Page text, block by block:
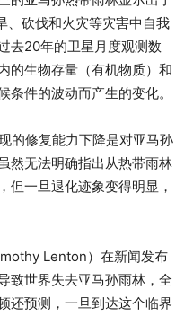
、砍伐和火灾等灾害中自我
去20年的卫星月度观测数
的生物存量（有机物质）和
件的波动而产生的变化。
的修复能力下降是对亚马孙
然无法明确指出从热带雨林
但一旦退化迹象变得明显，
Lenton）在新闻发布
致世界失去亚马孙雨林，全
还预测，一旦到达这个临界